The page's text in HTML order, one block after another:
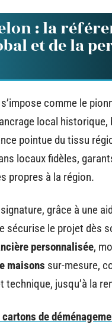
: la
et de la
s’impose comme le
local historique,
pointue du tissu
locaux fidèles,
propres à la région.
grâce à une
le projet dès
personnalisée,
maisons sur-mesure,
jusqu’à la
de